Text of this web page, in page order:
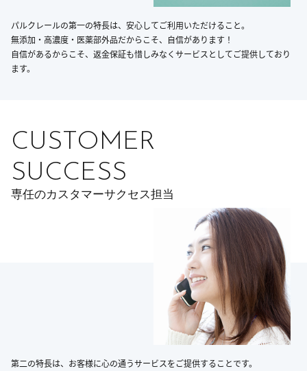
パルクレールの第一の特長は、安心してご利用いただけること。
無添加・高濃度・医薬部外品だからこそ、自信があります！
自信があるからこそ、返金保証も惜しみなくサービスとしてご提供しており
ます。
CUSTOMER
SUCCESS
専任のカスタマーサクセス担当
第二の特長は、お客様に心の通うサービスをご提供することです。